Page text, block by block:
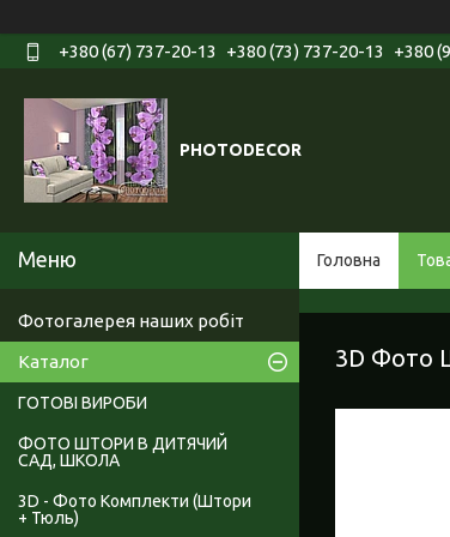
+380 (67) 737-20-13 +380 (73) 737-20-13 +380
PHOTODECOR
Головна
3D Фото
Фотогалерея наших робіт
Каталог
ГОТОВІ ВИРОБИ
ФОТО ШТОРИ В ДИТЯЧИЙ
САД, ШКОЛА
3D - Фото Комплекти (Штори
+ Тюль)